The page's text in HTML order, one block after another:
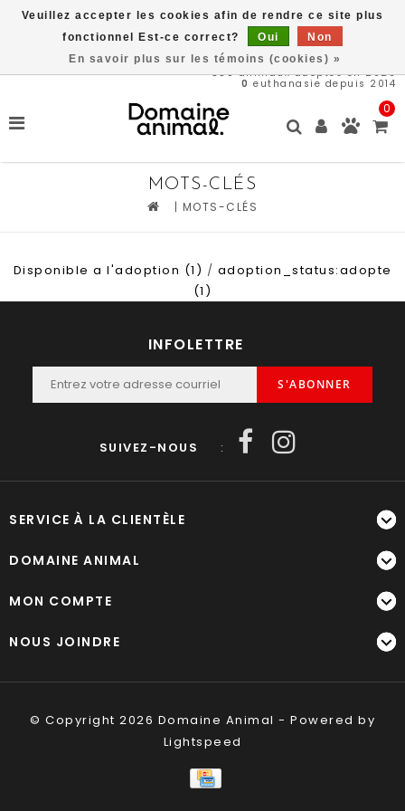
580animaux adoptés en 2026
0 euthanasie depuis 2014
0
MOTS-CLÉS
| MOTS-CLÉS
Disponible a l'adoption (1) / adoption_status:adopte
(1)
INFOLETTRE
S'ABONNER
SUIVEZ-NOUS :
SERVICE À LA CLIENTÈLE
DOMAINE ANIMAL
MON COMPTE
NOUS JOINDRE
© Copyright 2026 Domaine Animal - Powered by
Lightspeed
Veuillez accepter les cookies afin de rendre ce site plus
fonctionnel Est-ce correct?
Oui
Non
En savoir plus sur les témoins (cookies) »
Livraison gratuite à partir de 89$*